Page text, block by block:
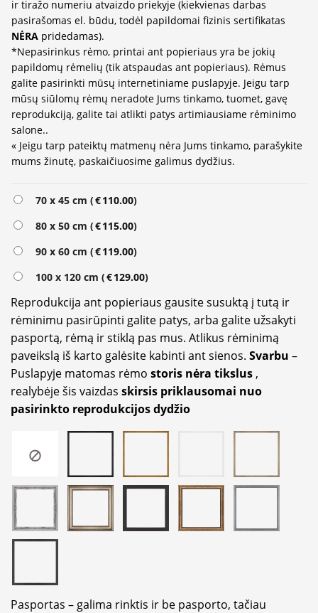
ir tiražo numeriu atvaizdo priekyje (kiekvienas darbas
pasirašomas el. būdu, todėl papildomai fizinis sertifikatas
NĖRA pridedamas).
*Nepasirinkus rėmo, printai ant popieriaus yra be jokių
papildomų rėmelių (tik atspaudas ant popieriaus). Rėmus
galite pasirinkti mūsų internetiniame puslapyje. Jeigu tarp
mūsų siūlomų rėmų neradote Jums tinkamo, tuomet, gavę
reprodukciją, galite tai atlikti patys artimiausiame rėminimo
salone..
« Jeigu tarp pateiktų matmenų nėra Jums tinkamo, parašykite
mums žinutę, paskaičiuosime galimus dydžius.
70 x 45 cm (€110.00)
80 x 50 cm (€115.00)
90 x 60 cm (€119.00)
100 x 120 cm (€129.00)
Reprodukcija ant popieriaus gausite susuktą į tutą ir
rėminimu pasirūpinti galite patys, arba galite užsakyti
pasportą, rėmą ir stiklą pas mus. Atlikus rėminimą
paveikslą iš karto galėsite kabinti ant sienos. Svarbu –
Puslapyje matomas rėmo storis nėra tikslus ,
realybėje šis vaizdas skirsis priklausomai nuo
pasirinkto reprodukcijos dydžio
Pasportas – galima rinktis ir be pasporto, tačiau
Alternative: